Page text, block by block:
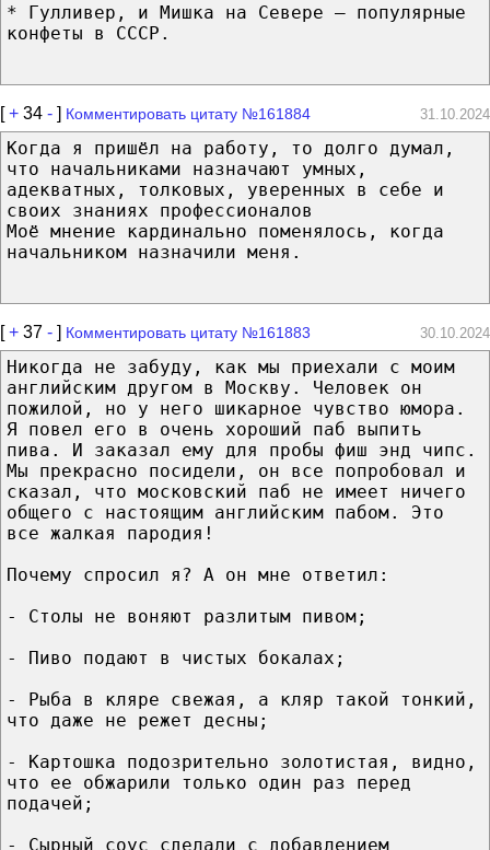
* Гулливер, и Мишка на Севере – популярные
конфеты в СССР.
[+ 34 - ] Комментировать цитату №161884 31.10.2024
Когда я пришёл на работу, то долго думал,
что начальниками назначают умных,
адекватных, толковых, уверенных в себе и
своих знаниях профессионалов
Моё мнение кардинально поменялось, когда
начальником назначили меня.
[+ 37 - ] Комментировать цитату №161883 30.10.2024
Никогда не забуду, как мы приехали с моим
английским другом в Москву. Человек он
пожилой, но у него шикарное чувство юмора.
Я повел его в очень хороший паб выпить
пива. И заказал ему для пробы фиш энд чипс.
Мы прекрасно посидели, он все попробовал и
сказал, что московский паб не имеет ничего
общего с настоящим английским пабом. Это
все жалкая пародия!
Почему спросил я? А он мне ответил:
- Столы не воняют разлитым пивом;
- Пиво подают в чистых бокалах;
- Рыба в кляре свежая, а кляр такой тонкий,
что даже не режет десны;
- Картошка подозрительно золотистая, видно,
что ее обжарили только один раз перед
подачей;
- Сырный соус сделали с добавлением